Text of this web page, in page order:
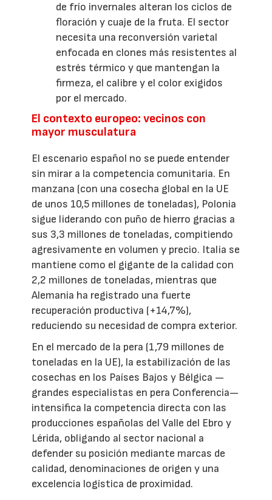
de frío invernales alteran los ciclos de
floración y cuaje de la fruta. El sector
necesita una reconversión varietal
enfocada en clones más resistentes al
estrés térmico y que mantengan la
firmeza, el calibre y el color exigidos
por el mercado.
El contexto europeo: vecinos con
mayor musculatura
El escenario español no se puede entender
sin mirar a la competencia comunitaria. En
manzana (con una cosecha global en la UE
de unos 10,5 millones de toneladas), Polonia
sigue liderando con puño de hierro gracias a
sus 3,3 millones de toneladas, compitiendo
agresivamente en volumen y precio. Italia se
mantiene como el gigante de la calidad con
2,2 millones de toneladas, mientras que
Alemania ha registrado una fuerte
recuperación productiva (+14,7%),
reduciendo su necesidad de compra exterior.
En el mercado de la pera (1,79 millones de
toneladas en la UE), la estabilización de las
cosechas en los Países Bajos y Bélgica —
grandes especialistas en pera Conferencia—
intensifica la competencia directa con las
producciones españolas del Valle del Ebro y
Lérida, obligando al sector nacional a
defender su posición mediante marcas de
calidad, denominaciones de origen y una
excelencia logística de proximidad.